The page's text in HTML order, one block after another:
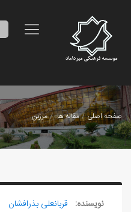
صفحه اصلی مقاله ها مرزبن
نویسنده: قربانعلی بذرافشان